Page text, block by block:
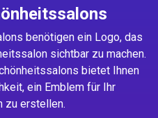
benötigen ein Logo, das
sichtbar zu machen.
bietet Ihnen
ein Emblem für Ihr
zu erstellen.